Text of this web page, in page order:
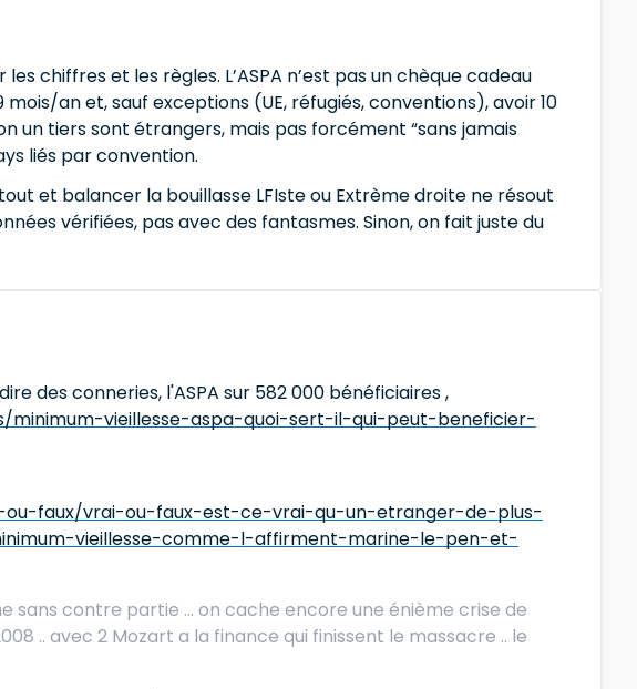
chiffres et les règles. L’ASPA n’est pas un chèque cadeau
an et, sauf exceptions (UE, réfugiés, conventions), avoir 10
un tiers sont étrangers, mais pas forcément “sans jamais
liés par convention.
et balancer la bouillasse LFIste ou Extrème droite ne résout
vérifiées, pas avec des fantasmes. Sinon, on fait juste du
des conneries, l'ASPA sur 582 000 bénéficiaires ,
minimum-vieillesse-aspa-quoi-sert-il-qui-peut-beneficier-
faux/vrai-ou-faux-est-ce-vrai-qu-un-etranger-de-plus-
vieillesse-comme-l-affirment-marine-le-pen-et-
sans contre partie ... on cache encore une énième crise de
.. avec 2 Mozart a la finance qui finissent le massacre .. le